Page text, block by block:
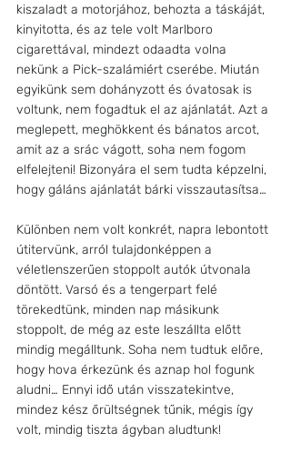
kiszaladt a motorjához, behozta a táskáját,
kinyitotta, és az tele volt Marlboro
cigarettával, mindezt odaadta volna
nekünk a Pick-szalámiért cserébe. Miután
egyikünk sem dohányzott és óvatosak is
voltunk, nem fogadtuk el az ajánlatát. Azt a
meglepett, meghökkent és bánatos arcot,
amit az a srác vágott, soha nem fogom
elfelejteni! Bizonyára el sem tudta képzelni,
hogy gáláns ajánlatát bárki visszautasítsa…
Különben nem volt konkrét, napra lebontott
útitervünk, arról tulajdonképpen a
véletlenszerűen stoppolt autók útvonala
döntött. Varsó és a tengerpart felé
törekedtünk, minden nap másikunk
stoppolt, de még az este leszállta előtt
mindig megálltunk. Soha nem tudtuk előre,
hogy hova érkezünk és aznap hol fogunk
aludni… Ennyi idő után visszatekintve,
mindez kész őrültségnek tűnik, mégis így
volt, mindig tiszta ágyban aludtunk!